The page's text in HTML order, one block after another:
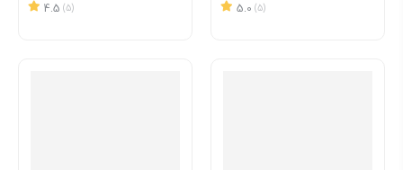
5.0 (5)
4.5 (5)